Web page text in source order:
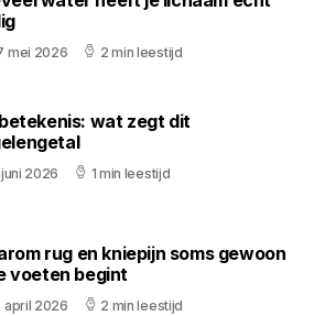
mei 2026 2 min leestijd
betekenis: wat zegt dit
juni 2026 1 min leestijd
rug en kniepijn soms gewoon
voeten begint
april 2026 2 min leestijd